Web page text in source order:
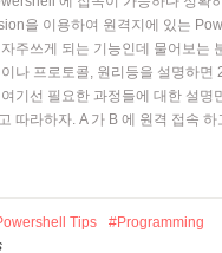
을 이용하여 원격지에 있는
주쓰게 되는 기능인데 물어보는
나 프로토콜, 원리등을 설명하면
기선 필요한 과정들에 대한 설명
따라하자. A 가 B 에 원격 접속 하
Tips
Programming